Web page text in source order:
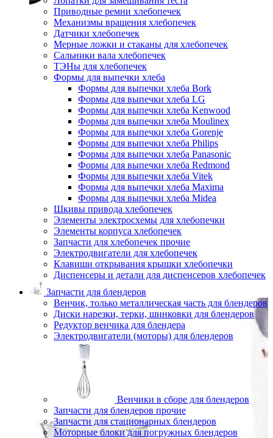
Приводные ремни хлебопечек
Механизмы вращения хлебопечек
Датчики хлебопечек
Мерные ложки и стаканы для хлебопечек
Сальники вала хлебопечек
ТЭНы для хлебопечек
Формы для выпечки хлеба
Формы для выпечки хлеба Bork
Формы для выпечки хлеба LG
Формы для выпечки хлеба Kenwood
Формы для выпечки хлеба Moulinex
Формы для выпечки хлеба Gorenje
Формы для выпечки хлеба Philips
Формы для выпечки хлеба Panasonic
Формы для выпечки хлеба Redmond
Формы для выпечки хлеба Vitek
Формы для выпечки хлеба Maxima
Формы для выпечки хлеба Midea
Шкивы привода хлебопечек
Элементы электросхемы для хлебопечки
Элементы корпуса хлебопечек
Запчасти для хлебопечек прочие
Электродвигатели для хлебопечек
Клавиши открывания крышки хлебопечки
Диспенсеры и детали для диспенсеров хлебопечек
Запчасти для блендеров
Венчик, только металлическая часть для блендеров
Диски нарезки, терки, шинковки для блендеров
Редуктор венчика для блендера
Электродвигатели (моторы) для блендеров
Венчики в сборе для блендеров
Запчасти для блендеров прочие
Запчасти для стационарных блендеров
Моторные блоки для погружных блендеров